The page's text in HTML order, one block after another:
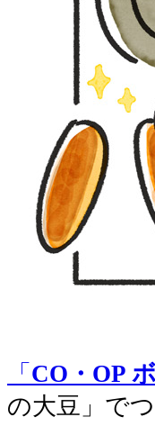
「 CO・OP
の大豆」で